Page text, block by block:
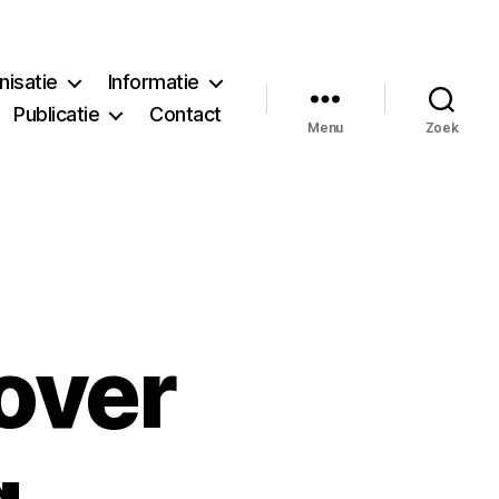
Informatie
Publicatie
Contact
Menu Zoek